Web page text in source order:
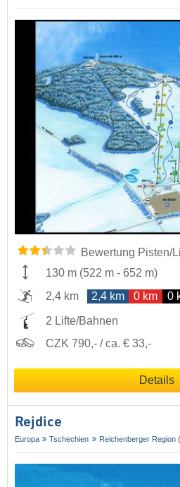
Bewertung Pisten/
130 m (522 m - 652 m)
2,4 km
2,4 km 0 km 0
2 Lifte/Bahnen
CZK 790,- / ca. € 33,-
Details
Rejdice
Europa Tschechien Reichenberger Region